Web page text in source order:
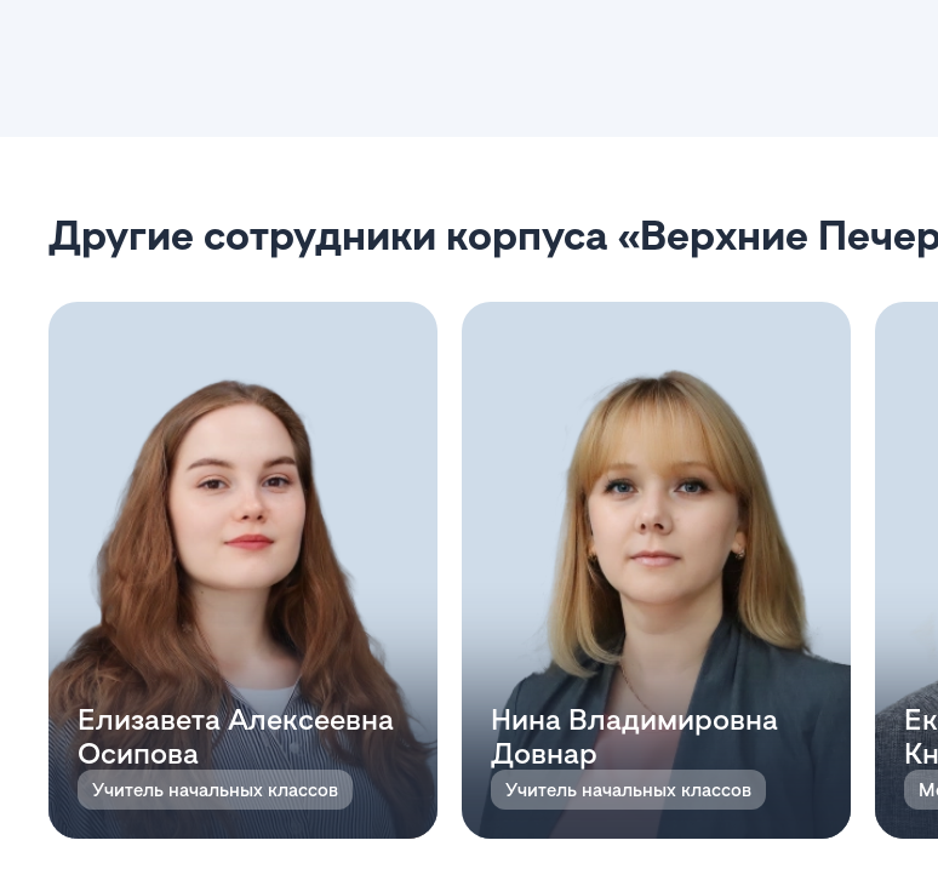
Другие сотрудники корпуса «Верхние
Елизавета Алексеевна
Осипова
Учитель начальных классов
Нина Владимировна
Довнар
Учитель начальных классов